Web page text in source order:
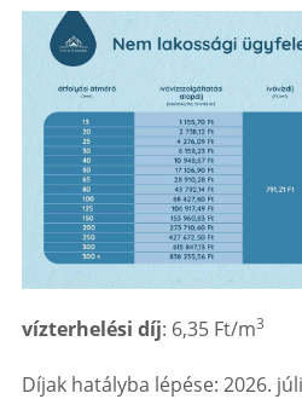
vízterhelési díj: 6,35 Ft/m3
Díjak hatályba lépése: 2026.